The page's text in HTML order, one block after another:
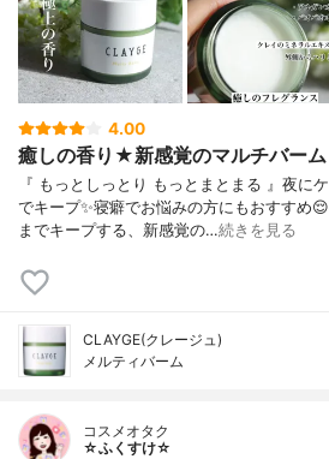
4.00
癒しの香り★新感覚のマルチバーム
『 もっとしっとり もっとまとまる 』夜に
でキープ✨寝癖でお悩みの方にもおすすめ
までキープする、新感覚の…続きを見る
CLAYGE(クレージュ)
メルティバーム
コスメオタク
☆ふくすけ☆